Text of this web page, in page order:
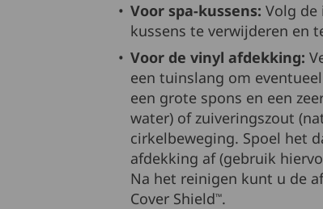
Voor spa-kussens: Volg
kussens te verwijderen en
Voor de vinyl afdekking:
een tuinslang om
een grote spons en een
water) of zuiveringszout
cirkelbeweging. Spoel het
afdekking af (gebruik
Na het reinigen kunt u de
Cover Shield™.